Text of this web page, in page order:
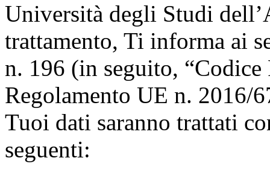
Università degli Studi
trattamento, Ti informa ai
n. 196 (in seguito, “Codice
Regolamento UE n. 2016/
Tuoi dati saranno trattati
seguenti: